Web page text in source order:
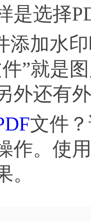
是选择
加水印
”就是
外还有
文件
作。使